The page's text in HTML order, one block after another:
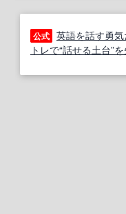
公式 英語を話す勇
トレで“話せる土台”